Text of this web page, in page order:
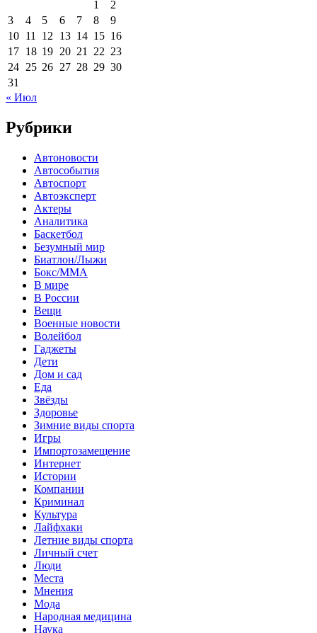
1
2
3
4 5 6 7 8
9
10 11 12 13 14 15 16
17 18 19 20 21 22 23
24 25 26 27 28 29 30
31
« Июл
Рубрики
Автоновости
Автособытия
Автоспорт
Автоэксперт
Актеры
Аналитика
Баскетбол
Безумный мир
Биатлон/Лыжи
Бокс/MMA
В мире
В России
Вещи
Военные новости
Волейбол
Гаджеты
Дети
Дом и сад
Еда
Звёзды
Здоровье
Зимние виды спорта
Игры
Импортозамещение
Интернет
Истории
Компании
Криминал
Культура
Лайфхаки
Летние виды спорта
Личный счет
Люди
Места
Мнения
Мода
Народная медицина
Наука